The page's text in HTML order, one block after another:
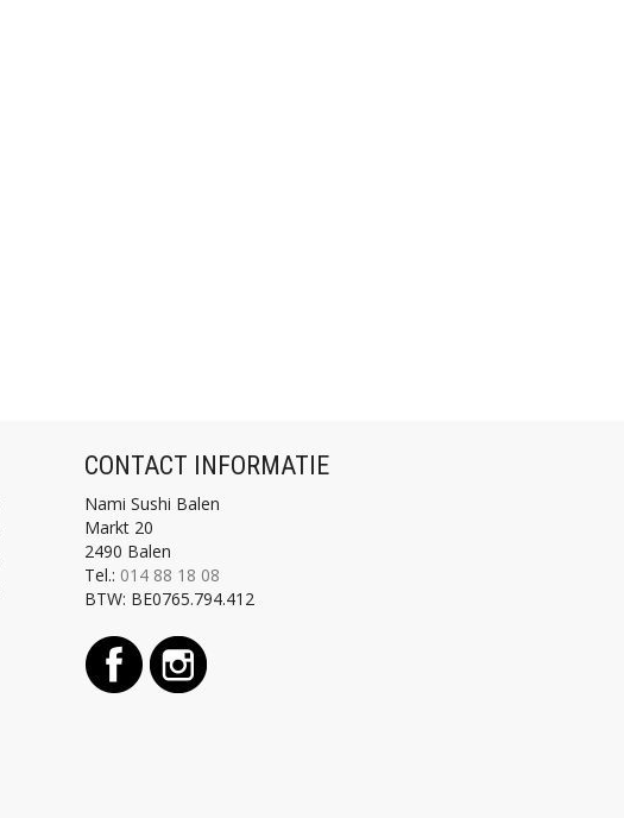
CONTACT INFORMATIE
Nami Sushi Balen
Markt 20
2490 Balen
Tel.: 014 88 18 08
BTW: BE0765.794.412